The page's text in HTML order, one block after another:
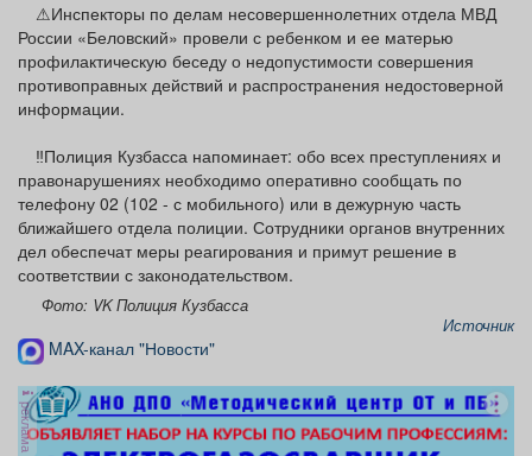
⚠Инспекторы по делам несовершеннолетних отдела МВД
России «Беловский» провели с ребенком и ее матерью
профилактическую беседу о недопустимости совершения
противоправных действий и распространения недостоверной
информации.
‼Полиция Кузбасса напоминает: обо всех преступлениях и
правонарушениях необходимо оперативно сообщать по
телефону 02 (102 - с мобильного) или в дежурную часть
ближайшего отдела полиции. Сотрудники органов внутренних
дел обеспечат меры реагирования и примут решение в
соответствии с законодательством.
Фото: VK Полиция Кузбасса
Источник
MAX-канал "Новости"
реклама